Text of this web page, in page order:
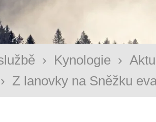
› Kynologie ›
› Z lanovky na Sněžku